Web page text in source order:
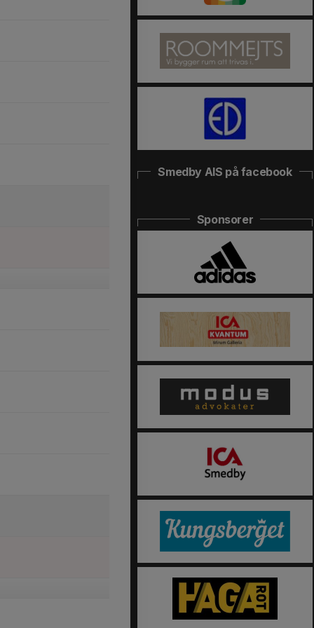
Smedby AIS på facebook
Sponsorer